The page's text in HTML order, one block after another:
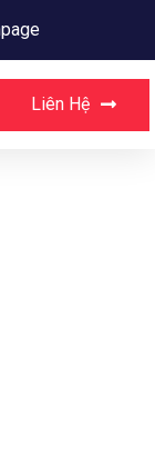
Liên Hệ